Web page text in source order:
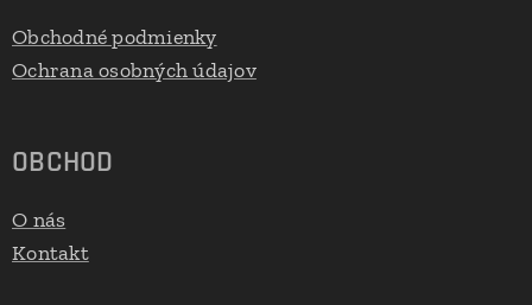
Obchodné podmienky
Ochrana osobných údajov
OBCHOD
O nás
Kontakt